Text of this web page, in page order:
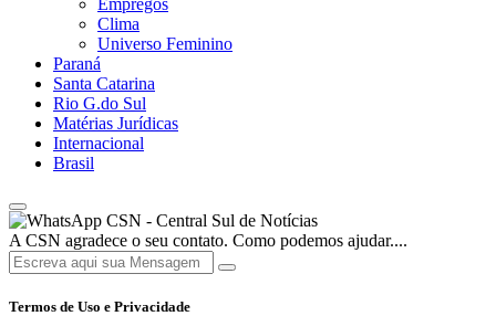
Empregos
Clima
Universo Feminino
Paraná
Santa Catarina
Rio G.do Sul
Matérias Jurídicas
Internacional
Brasil
CSN - Central Sul de Notícias
A CSN agradece o seu contato. Como podemos ajudar....
Termos de Uso e Privacidade